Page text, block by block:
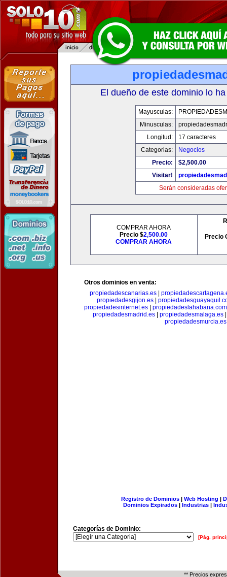
El dueño de este dominio lo
Mayusculas:
Minusculas:
Longitud:
17 caracteres
Categorias:
Negocios
Precio:
$2,500.00
Visitar!
Serán consideradas
COMPRAR AHORA
Precio $2,500.00
COMPRAR AHORA
Precio
Otros dominios en venta:
propiedadescanarias.es|
propiedadesgijon.es
propiedadesinternet.es
propiedadeslahabana.com
propiedadesmadrid.es
propiedadesmalaga.es
propiedadesmurcia.es
Registro de Dominios| Web Hosting |
Dominios Expirados | Industrias |
Categorías de Dominio:
[Pág.
** Precios